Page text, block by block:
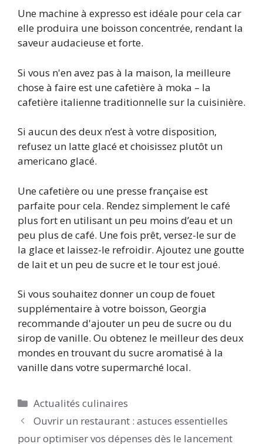
Une machine à expresso est idéale pour cela car
elle produira une boisson concentrée, rendant la
saveur audacieuse et forte.
Si vous n'en avez pas à la maison, la meilleure
chose à faire est une cafetière à moka – la
cafetière italienne traditionnelle sur la cuisinière.
Si aucun des deux n’est à votre disposition,
refusez un latte glacé et choisissez plutôt un
americano glacé.
Une cafetière ou une presse française est
parfaite pour cela. Rendez simplement le café
plus fort en utilisant un peu moins d’eau et un
peu plus de café. Une fois prêt, versez-le sur de
la glace et laissez-le refroidir. Ajoutez une goutte
de lait et un peu de sucre et le tour est joué.
Si vous souhaitez donner un coup de fouet
supplémentaire à votre boisson, Georgia
recommande d'ajouter un peu de sucre ou du
sirop de vanille. Ou obtenez le meilleur des deux
mondes en trouvant du sucre aromatisé à la
vanille dans votre supermarché local.
Catégories
Actualités culinaires
Ouvrir un restaurant : astuces essentielles
pour optimiser vos dépenses dès le lancement